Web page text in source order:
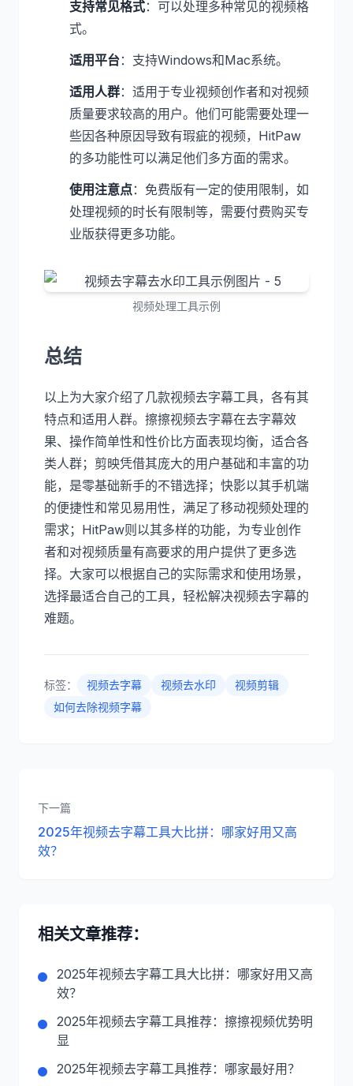
支持常见格式：可以处理多种常见的视频格
式。
适用平台：支持Windows和Mac系统。
适用人群：适用于专业视频创作者和对视频
质量要求较高的用户。他们可能需要处理一
些因各种原因导致有瑕疵的视频，HitPaw
的多功能性可以满足他们多方面的需求。
使用注意点：免费版有一定的使用限制，如
处理视频的时长有限制等，需要付费购买专
业版获得更多功能。
视频处理工具示例
总结
以上为大家介绍了几款视频去字幕工具，各有其
特点和适用人群。擦擦视频去字幕在去字幕效
果、操作简单性和性价比方面表现均衡，适合各
类人群；剪映凭借其庞大的用户基础和丰富的功
能，是零基础新手的不错选择；快影以其手机端
的便捷性和常见易用性，满足了移动视频处理的
需求；HitPaw则以其多样的功能，为专业创作
者和对视频质量有高要求的用户提供了更多选
择。大家可以根据自己的实际需求和使用场景，
选择最适合自己的工具，轻松解决视频去字幕的
难题。
标签： 视频去字幕 视频去水印
视频剪辑
如何去除视频字幕
下一篇
2025年视频去字幕工具大比拼：哪家好用又高
效？
相关文章推荐：
2025年视频去字幕工具大比拼：哪家好用又高
效？
2025年视频去字幕工具推荐：擦擦视频优势明
显
2025年视频去字幕工具推荐：哪家最好用？